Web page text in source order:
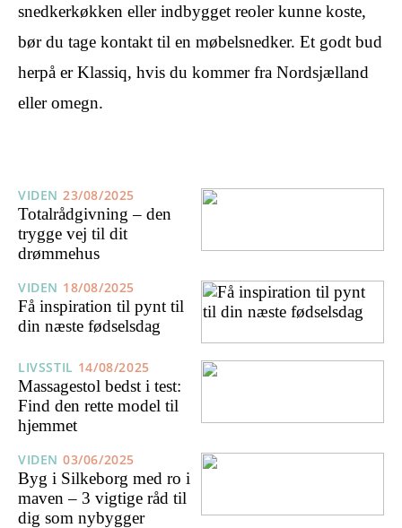
snedkerkøkken eller indbygget reoler kunne koste,
bør du tage kontakt til en møbelsnedker. Et godt bud
herpå er Klassiq, hvis du kommer fra Nordsjælland
eller omegn.
VIDEN 23/08/2025
Totalrådgivning – den
trygge vej til dit
drømmehus
VIDEN 18/08/2025
Få inspiration til pynt til
din næste fødselsdag
LIVSSTIL 14/08/2025
Massagestol bedst i test:
Find den rette model til
hjemmet
VIDEN 03/06/2025
Byg i Silkeborg med ro i
maven – 3 vigtige råd til
dig som nybygger